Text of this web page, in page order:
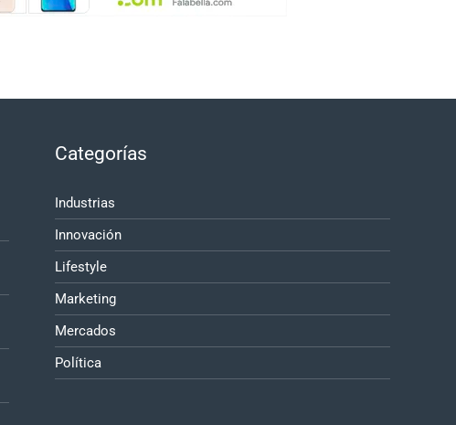
Categorías
Industrias
Innovación
Lifestyle
Marketing
Mercados
Política